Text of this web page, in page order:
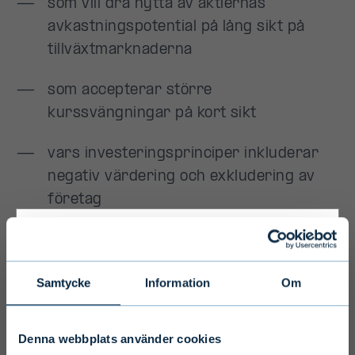
Samtycke Information Om
Denna webbplats använder cookies
Primary
Disclaimer